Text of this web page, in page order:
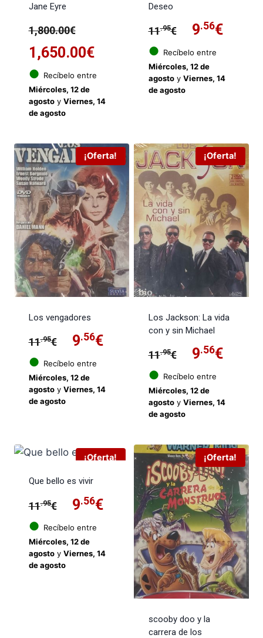
Jane Eyre
1,800.00€
precio
original
era:
1,650.00€El
precio
actual
1,650.00€.
● Recíbelo entre
Miércoles, 12 de
agostoy Viernes, 14
de agosto
Deseo
11.95€
El
precio
original
9.56€El
actual
● Recíbelo entre
Miércoles, 12 de
agostoy Viernes, 14
de agosto
¡Oferta!
Los vengadores
11.95€
El
precio
original
9.56€El
actual
● Recíbelo entre
Miércoles, 12 de
agostoy Viernes, 14
de agosto
¡Oferta!
Los Jackson: La vida
con y sin Michael
11.95€
El
precio
original
11.95€.
9.56€El
actual
9.56€.
● Recíbelo entre
Miércoles, 12 de
agostoy Viernes, 14
de agosto
¡Oferta!
Que bello es vivir
11.95€
El
precio
original
9.56€El
precio
actual
9.56€.
● Recíbelo entre
Miércoles, 12 de
agostoy Viernes, 14
de agosto
¡Oferta!
scooby doo y la
carrera de los